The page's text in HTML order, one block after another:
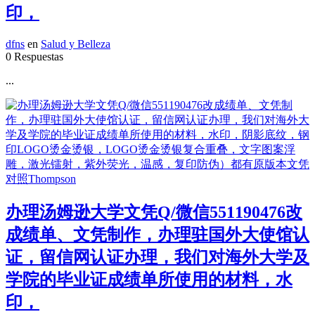
印，
dfns en Salud y Belleza
0 Respuestas
...
办理汤姆逊大学文凭Q/微信551190476改
成绩单、文凭制作，办理驻国外大使馆认
证，留信网认证办理，我们对海外大学及
学院的毕业证成绩单所使用的材料，水
印，